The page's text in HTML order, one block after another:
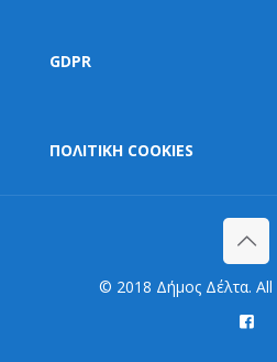
GDPR
ΠΟΛΙΤΙΚΗ COOKIES
© 2018 Δήμος Δέλτα. All